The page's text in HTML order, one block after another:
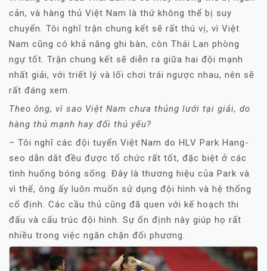
cản, và hàng thủ Việt Nam là thứ không thể bị suy
chuyển. Tôi nghĩ trận chung kết sẽ rất thú vị, vì Việt
Nam cũng có khả năng ghi bàn, còn Thái Lan phòng
ngự tốt. Trận chung kết sẽ diễn ra giữa hai đội mạnh
nhất giải, với triết lý và lối chơi trái ngược nhau, nên sẽ
rất đáng xem.
Theo ông, vì sao Việt Nam chưa thủng lưới tại giải, do
hàng thủ mạnh hay đối thủ yếu?
– Tôi nghĩ các đội tuyển Việt Nam do HLV Park Hang-
seo dẫn dắt đều được tổ chức rất tốt, đặc biệt ở các
tình huống bóng sống. Đây là thương hiệu của Park và
vì thế, ông ấy luôn muốn sử dụng đội hình và hệ thống
cố định. Các cầu thủ cũng đã quen với kế hoạch thi
đấu và cấu trúc đội hình. Sự ổn định này giúp họ rất
nhiều trong việc ngăn chặn đối phương.